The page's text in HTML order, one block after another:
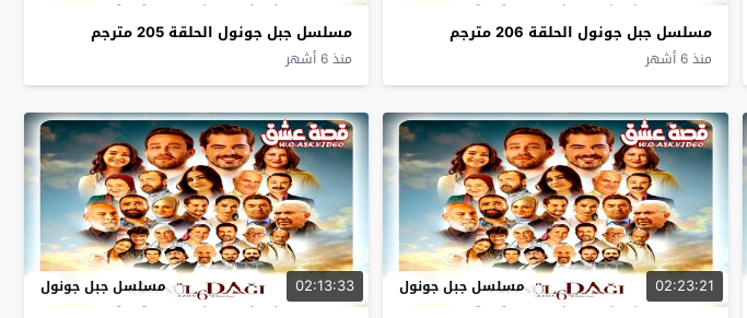
مسلسل جبل جونول الحلقة 206 مترجم
منذ 6 أشهر
مسلسل جبل جونول الحلقة 205 مترجم
منذ 6 أشهر
02:23:21 مسلسل جبل جونول 02:13:33 مسلسل جبل جونول